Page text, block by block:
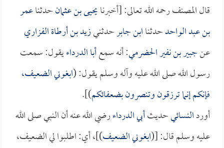
قال المصنف رحمه الله تعالى: [أخبرنايحيى بن عثمانحدثناعمر
بن عبد الواحدحدثناابن جابرحدثنيزيد بن أرطاة الفزاري
عنجبير بن نفير الحضرمي: أنه سمعأبا الدرداءيقول: سمعت
رسول الله صلى الله عليه وآله وسلم يقول: (ابغوني الضعيف،
فإنكم إنما ترزقون وتنصرون بضعفائكم)].
أوردالنسائيحديثأبي الدرداءرضي الله عنه أن النبي صلى الله
عليه وسلم قال: [(ابغوني الضعيف)]، أي: اطلبوا لي الضعيف،